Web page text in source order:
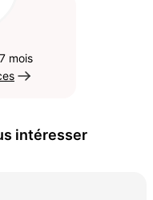
mois
intéresser